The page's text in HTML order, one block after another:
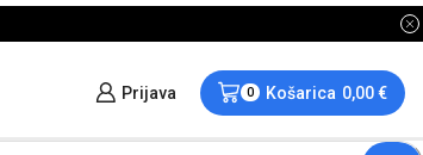
Prijava 0 Košarica 0,00€